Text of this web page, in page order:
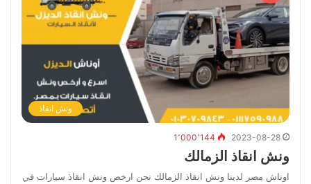
ونش انقاذ
2023-08-28 1٬000٬144
ونش انقاذ الزمالك
اوناش مصر لدينا ونش انقاذ الزمالك نحن ارخص ونش انقاذ سيارات في